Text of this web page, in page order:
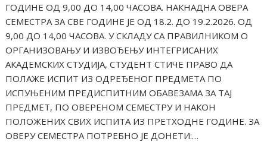
ГОДИНЕ ОД 9,00 ДО 14,00 ЧАСОВА. НАКНАДНА ОВЕРА
СЕМЕСТРА ЗА СВЕ ГОДИНЕ JE ОД 18.2. ДО 19.2.2026. ОД
9,00 ДО 14,00 ЧАСОВА. У СКЛАДУ СА ПРАВИЛНИКОМ О
ОРГАНИЗОВАЊУ И ИЗВОЂЕЊУ ИНТЕГРИСАНИХ
АКАДЕМСКИХ СТУДИЈА, СТУДЕНТ СТИЧЕ ПРАВО ДА
ПОЛАЖЕ ИСПИТ ИЗ ОДРЕЂЕНОГ ПРЕДМЕТА ПО
ИСПУЊЕНИМ ПРЕДИСПИТНИМ ОБАВЕЗАМА ЗА ТАЈ
ПРЕДМЕТ, ПО ОВЕРЕНОМ СЕМЕСТРУ И НАКОН
ПОЛОЖЕНИХ СВИХ ИСПИТА ИЗ ПРЕТХОДНЕ ГОДИНЕ. ЗА
ОВЕРУ СЕМЕСТРА ПОТРЕБНО ЈЕ ДОНЕТИ:…